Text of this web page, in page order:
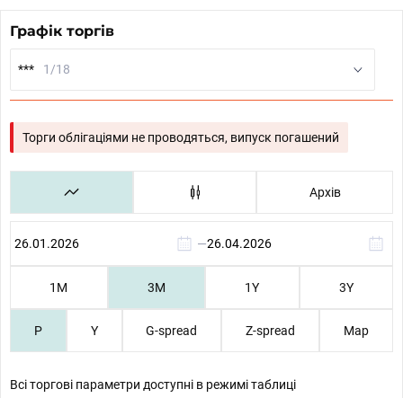
Графік торгів
*** 1/18
Торги облігаціями не проводяться, випуск погашений
Архів
—
1М 3М 1Y 3Y
P Y G-spread Z-spread Map
Всі торгові параметри доступні в режимі таблиці